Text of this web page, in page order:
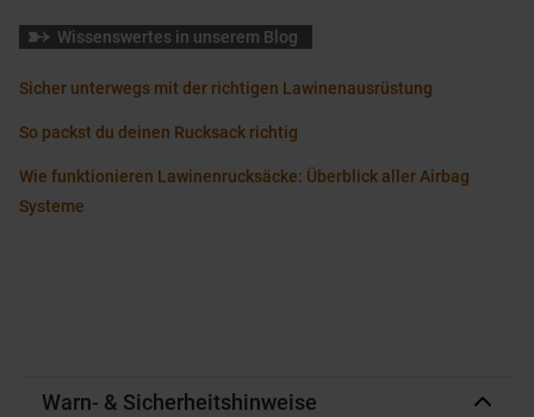
Wissenswertes in unserem Blog
Sicher unterwegs mit der richtigen Lawinenausrüstung
So packst du deinen Rucksack richtig
Wie funktionieren Lawinenrucksäcke: Überblick aller Airbag
Systeme
Warn- & Sicherheitshinweise